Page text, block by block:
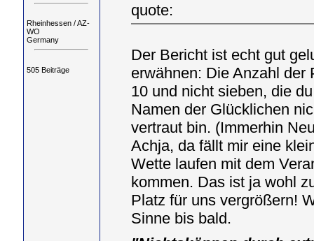
Rheinhessen / AZ-
WO
Germany
505 Beiträge
quote:
Der Bericht ist echt gut
erwähnen: Die Anzahl der
10 und nicht sieben, die
Namen der Glücklichen
vertraut bin. (Immerhin
Achja, da fällt mir eine
Wette laufen mit dem
kommen. Das ist ja wohl
Platz für uns vergrößern!
Sinne bis bald.